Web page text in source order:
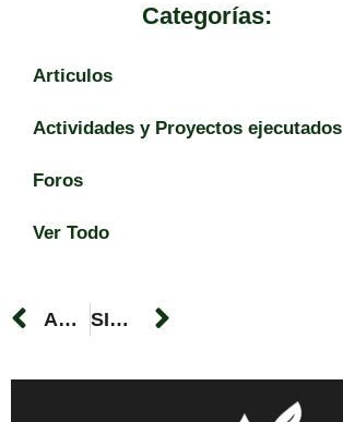
Categorías:
Articulos
Actividades y Proyectos ejecutados
Foros
Ver Todo
ANTERIOR SIGUIENTE